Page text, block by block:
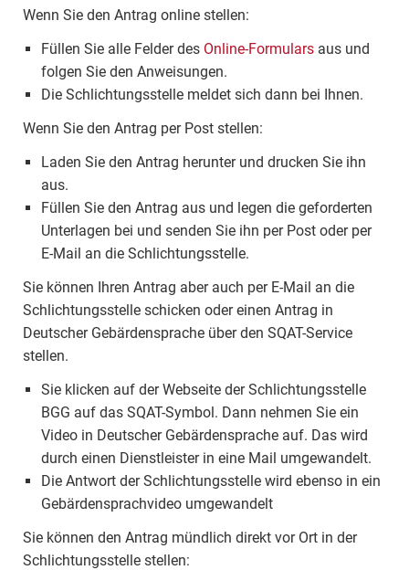
Wenn Sie den Antrag online stellen:
Füllen Sie alle Felder des Online-Formulars aus und
folgen Sie den Anweisungen.
Die Schlichtungsstelle meldet sich dann bei Ihnen.
Wenn Sie den Antrag per Post stellen:
Laden Sie den Antrag herunter und drucken Sie ihn
aus.
Füllen Sie den Antrag aus und legen die geforderten
Unterlagen bei und senden Sie ihn per Post oder per
E-Mail an die Schlichtungsstelle.
Sie können Ihren Antrag aber auch per E-Mail an die
Schlichtungsstelle schicken oder einen Antrag in
Deutscher Gebärdensprache über den SQAT-Service
stellen.
Sie klicken auf der Webseite der Schlichtungsstelle
BGG auf das SQAT-Symbol. Dann nehmen Sie ein
Video in Deutscher Gebärdensprache auf. Das wird
durch einen Dienstleister in eine Mail umgewandelt.
Die Antwort der Schlichtungsstelle wird ebenso in ein
Gebärdensprachvideo umgewandelt
Sie können den Antrag mündlich direkt vor Ort in der
Schlichtungsstelle stellen: